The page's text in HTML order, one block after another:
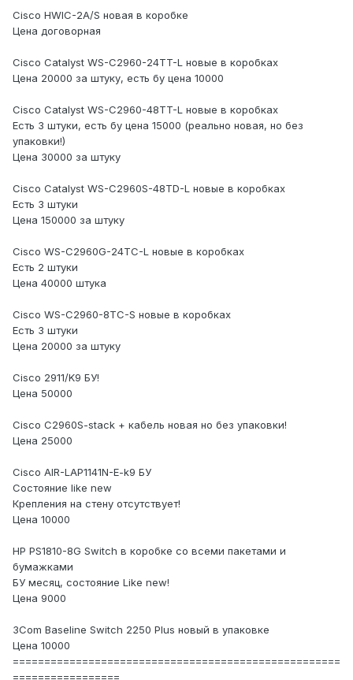
Cisco HWIC-2A/S новая в коробке
Цена договорная
Cisco Catalyst WS-C2960-24TT-L новые в коробках
Цена 20000 за штуку, есть бу цена 10000
Cisco Catalyst WS-C2960-48TT-L новые в коробках
Есть 3 штуки, есть бу цена 15000 (реально новая, но без
упаковки!)
Цена 30000 за штуку
Cisco Catalyst WS-C2960S-48TD-L новые в коробках
Есть 3 штуки
Цена 150000 за штуку
Cisco WS-C2960G-24TC-L новые в коробках
Есть 2 штуки
Цена 40000 штука
Cisco WS-C2960-8TC-S новые в коробках
Есть 3 штуки
Цена 20000 за штуку
Cisco 2911/K9 БУ!
Цена 50000
Cisco C2960S-stack + кабель новая но без упаковки!
Цена 25000
Cisco AIR-LAP1141N-E-k9 БУ
Состояние like new
Крепления на стену отсутствует!
Цена 10000
HP PS1810-8G Switch в коробке со всеми пакетами и
бумажками
БУ месяц, состояние Like new!
Цена 9000
3Com Baseline Switch 2250 Plus новый в упаковке
Цена 10000
====================================================
=================